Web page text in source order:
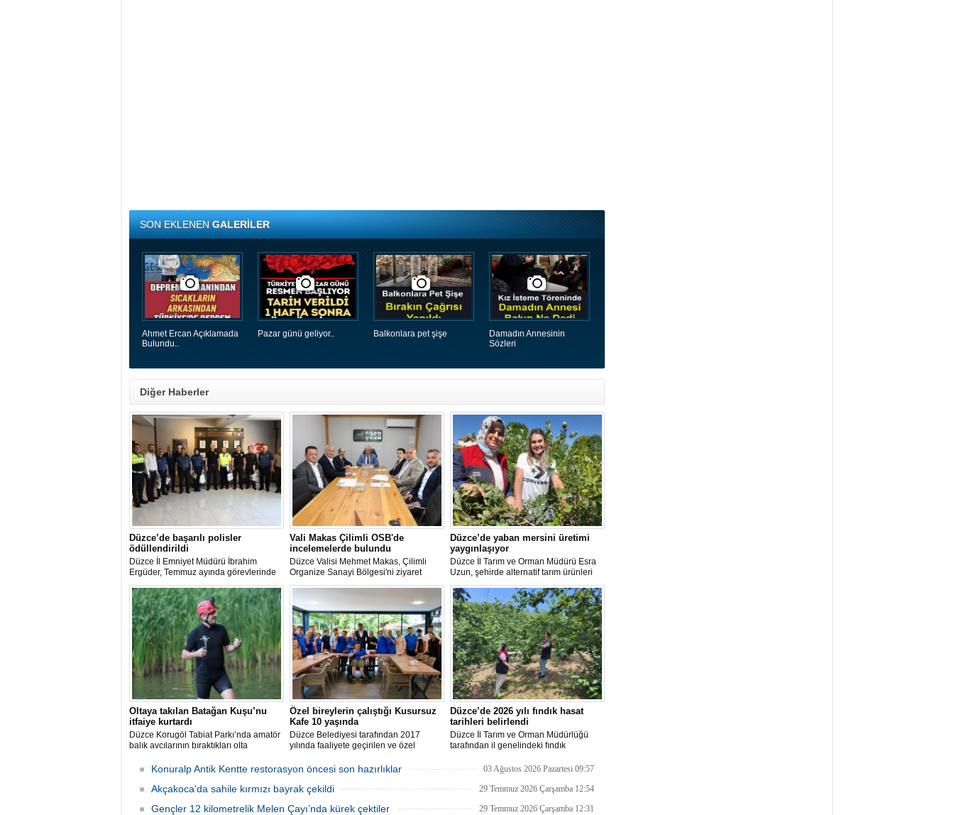
SON EKLENENGALERİLER
Ahmet Ercan Açıklamada
Bulundu..
Pazar günü geliyor.. Balkonlara pet şişe
Damadın Annesinin
Sözleri
Diğer Haberler
Düzce’de başarılı polisler
ödüllendirildi
Düzce İl Emniyet Müdürü İbrahim
Ergüder, Temmuz ayında görevlerinde
üstün başarı ve özveri gösteren emniyet
personelini teşekkür belgesi ve hediye
ile ödüllendirdi.
Vali Makas Çilimli OSB'de
incelemelerde bulundu
Düzce Valisi Mehmet Makas, Çilimli
Organize Sanayi Bölgesi'ni ziyaret
ederek yürütülen çalışmalar, devam
gelişim hedefleri hakkında yetkililerden
bilgi aldı.
Düzce’de yaban mersini üretimi
yaygınlaşıyor
Düzce İl Tarım ve Orman Müdürü Esra
Uzun, şehirde alternatif tarım ürünleri
yetiştiren kadın üretici Simge Tokcan’a
ait yaban mersini bahçesini ziyaret etti.
Oltaya takılan Batağan Kuşu’nu
itfaiye kurtardı
Düzce Korugöl Tabiat Parkı’nda amatör
balık avcılarının bıraktıkları olta
Batağan Kuşu’, Düzce Belediyesi İtfaiye
Müdürlüğü ekipleri müdahalesiyle
kurtarıldı.
Özel bireylerin çalıştığı Kusursuz
Kafe 10 yaşında
Düzce Belediyesi tarafından 2017
yılında faaliyete geçirilen ve özel
yaşını sevenleri ile birlikte kutladı.
Düzce’de 2026 yılı fındık hasat
tarihleri belirlendi
Düzce İl Tarım ve Orman Müdürlüğü
tarafından il genelindeki fındık
ve gözlemler sonucunda, 2026 yılı fındık
Konuralp Antik Kentte restorasyon öncesi son hazırlıklar 03 Ağustos 2026 Pazartesi 09:57
Akçakoca'da sahile kırmızı bayrak çekildi 29 Temmuz 2026 Çarşamba 12:54
Gençler 12 kilometrelik Melen Çayı’nda kürek çektiler 29 Temmuz 2026 Çarşamba 12:31